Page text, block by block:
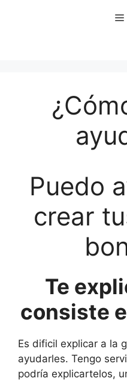
Puedo
crear
Te
consiste
Es dificil explicar a la
ayudarles. Tengo
podría explicartelos,